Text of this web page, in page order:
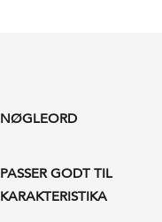
NØGLEORD
PASSER GODT TIL
KARAKTERISTIKA